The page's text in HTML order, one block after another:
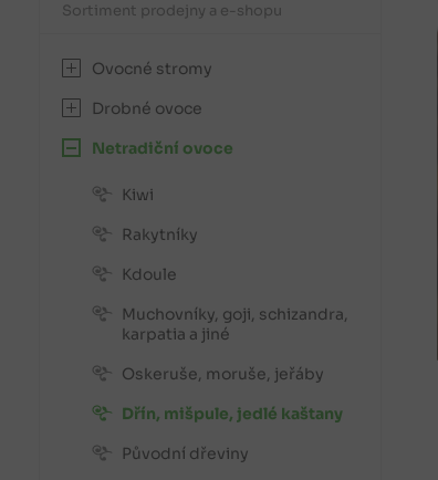
Sortiment prodejny a e-shopu
Ovocné stromy
Drobné ovoce
Netradiční ovoce
Kiwi
Rakytníky
Kdoule
Muchovníky, goji, schizandra,
karpatia a jiné
Oskeruše, moruše, jeřáby
Dřín, mišpule, jedlé kaštany
Původní dřeviny